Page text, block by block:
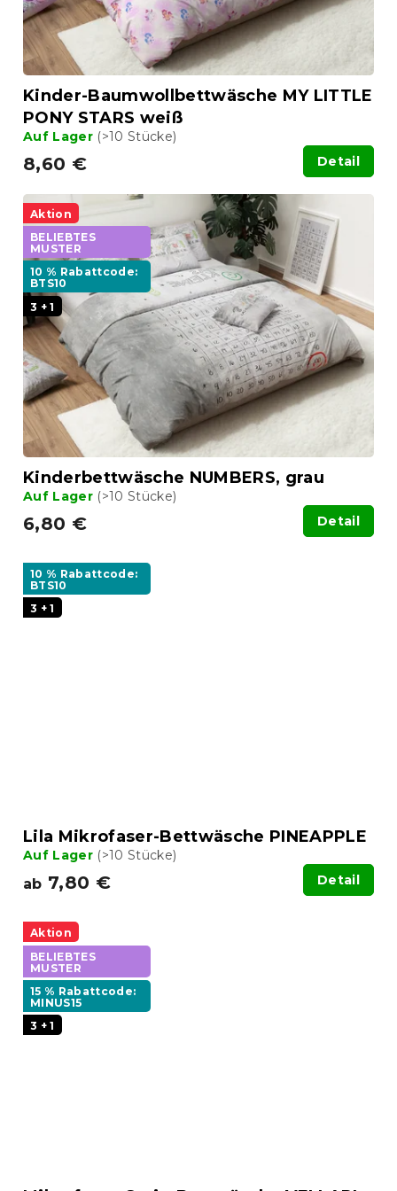
Kinder-Baumwollbettwäsche MY LITTLE
PONY STARS weiß
Auf Lager (>10 Stücke)
8,60 € Detail
Aktion
BELIEBTES
MUSTER
10 % Rabattcode:
BTS10
3 + 1
Kinderbettwäsche NUMBERS, grau
Auf Lager (>10 Stücke)
6,80 € Detail
10 % Rabattcode:
BTS10
3 + 1
Lila Mikrofaser-Bettwäsche PINEAPPLE
Auf Lager (>10 Stücke)
ab 7,80 € Detail
Aktion
BELIEBTES
MUSTER
15 % Rabattcode:
MINUS15
3 + 1